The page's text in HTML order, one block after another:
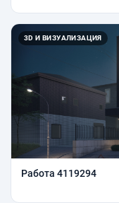
3D И ВИЗУАЛИЗАЦИЯ
Работа 4119294